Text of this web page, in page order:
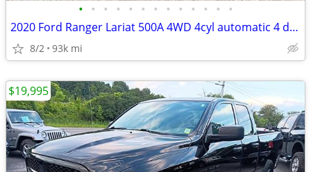
• • • • • • • • • • • • •
2020 Ford Ranger Lariat 500A 4WD 4cyl automatic 4 door crew cab truck
8/2 93k mi
$19,995